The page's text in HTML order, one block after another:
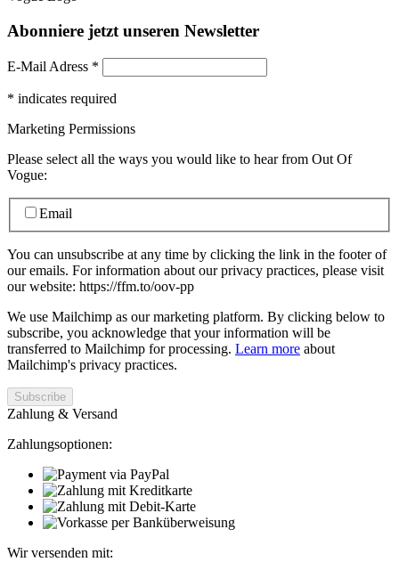
Abonniere jetzt unseren Newsletter
E-Mail Adress *
* indicates required
Marketing Permissions
Please select all the ways you would like to hear from Out Of
Vogue:
Email
You can unsubscribe at any time by clicking the link in the footer of
our emails. For information about our privacy practices, please visit
our website: https://ffm.to/oov-pp
We use Mailchimp as our marketing platform. By clicking below to
subscribe, you acknowledge that your information will be
transferred to Mailchimp for processing. Learn more about
Mailchimp's privacy practices.
Zahlung & Versand
Zahlungsoptionen:
Wir versenden mit: